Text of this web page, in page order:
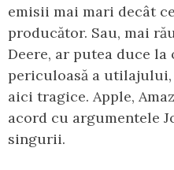
emisii mai mari decât
producător. Sau, mai
Deere, ar putea duce
periculoasă a
aici tragice. Apple,
acord cu argumentele
singurii.